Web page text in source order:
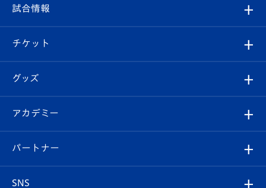
試合情報
チケット
イベント
メディア
クラブ概要
エンブレム紹介
スタッフプロフィール
マスコット紹介
観戦ルール
はじめての観戦ガイド
Revive Team
ヴィヴィくんの長崎おもてなしガイド
試合情報
試合日程/結果
フォトギャラリー
スタジアムグルメ
チケット
チケット
V-LOVERS（ファンクラブ）
プレイヤーズスイート
グッズ
オンラインショップ
店舗情報
アカデミー
育成からのお知らせ
パートナー
SNS